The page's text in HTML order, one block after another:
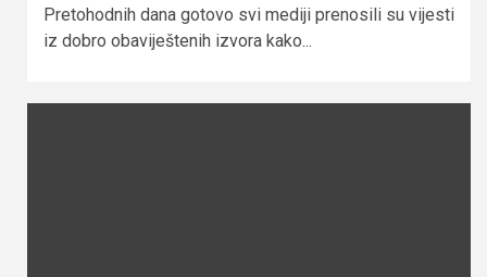
Pretohodnih dana gotovo svi mediji prenosili su vijesti
iz dobro obaviještenih izvora kako...